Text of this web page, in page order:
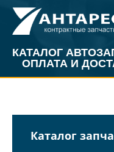
КАТАЛОГ
ОПЛАТА И
Каталог